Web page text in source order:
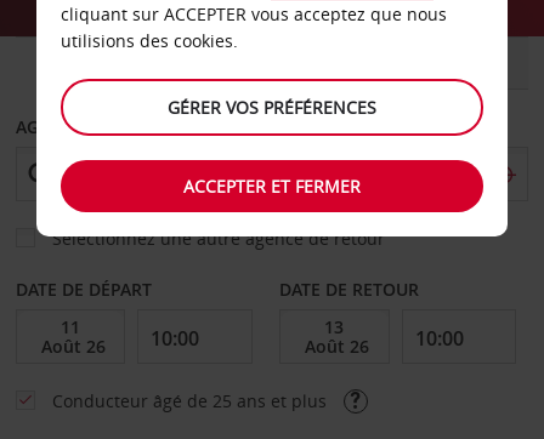
AGENCE DE DÉPART
Sélectionnez une autre agence de retour
DATE DE DÉPART DATE DE RETOUR
Conducteur âgé de 25 ans et plus
cliquant sur ACCEPTER vous acceptez que nous
utilisions des cookies.
GÉRER VOS PRÉFÉRENCES
ACCEPTER ET FERMER